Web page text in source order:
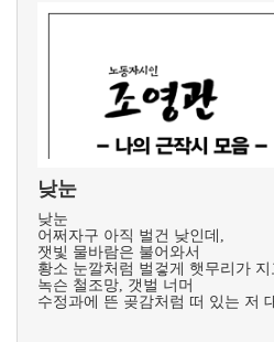
낮눈
낮눈
어쩌자구 아직 벌건 낮인데,
잿빛 물바람은 불어와서
황소 눈깔처럼 벌겋게 햇무리가 지
녹슨 철조망, 갯벌 너머
수정과에 뜬 곶감처럼 떠 있는 저